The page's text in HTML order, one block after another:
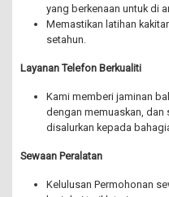
yang berkenaan untuk di
Memastikan latihan
setahun.
Layanan Telefon Berkualiti
Kami memberi jaminan
dengan memuaskan, dan
disalurkan kepada
Sewaan Peralatan
Kelulusan Permohonan